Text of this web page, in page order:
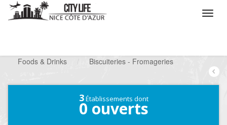
Foods & Drinks
/ Biscuiteries - Fromageries
3Établissements dont
0 ouverts